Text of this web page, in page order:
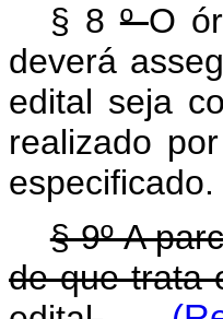
§ 8ºO
deverá
edital seja
realizado
especificado.
§ 9º A
de que trata